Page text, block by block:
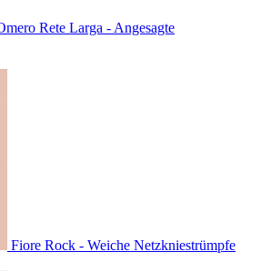
Rete Larga - Angesagte
Fiore Rock - Weiche Netzkniestrümpfe